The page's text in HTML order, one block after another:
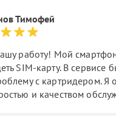
Тимофей
работу! Мой
SIM-карту. В сервисе
с картридером. Я
и качеством